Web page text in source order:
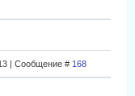
| Сообщение # 168